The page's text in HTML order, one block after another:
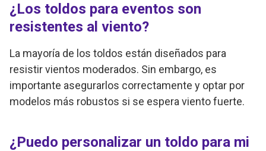
¿Los toldos para eventos son
resistentes al viento?
La mayoría de los toldos están diseñados para
resistir vientos moderados. Sin embargo, es
importante asegurarlos correctamente y optar por
modelos más robustos si se espera viento fuerte.
¿Puedo personalizar un toldo para mi